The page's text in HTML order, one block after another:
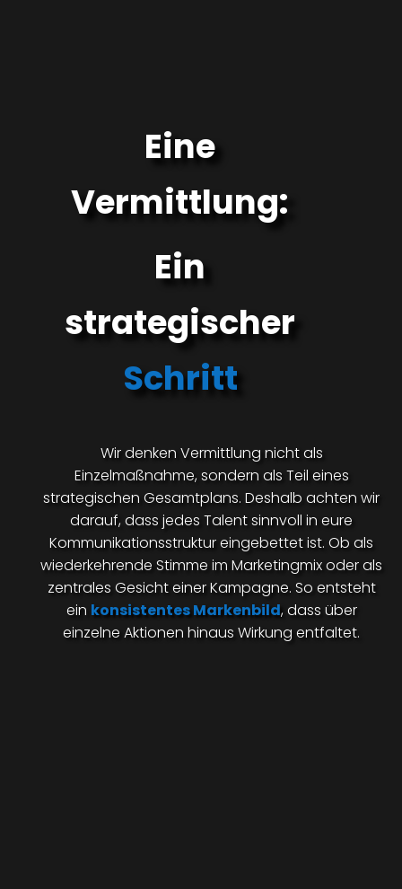
Eine
Vermittlung:
Ein
strategischer
Schritt
Wir denken Vermittlung nicht als
Einzelmaßnahme, sondern als Teil eines
strategischen Gesamtplans. Deshalb achten wir
darauf, dass jedes Talent sinnvoll in eure
Kommunikationsstruktur eingebettet ist. Ob als
wiederkehrende Stimme im Marketingmix oder als
zentrales Gesicht einer Kampagne. So entsteht
ein konsistentes Markenbild, dass über
einzelne Aktionen hinaus Wirkung entfaltet.